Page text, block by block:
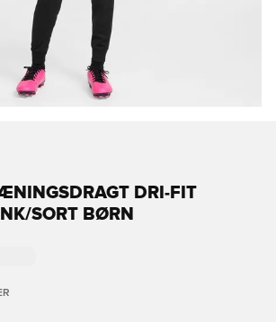
DRI-FIT
SORT BØRN